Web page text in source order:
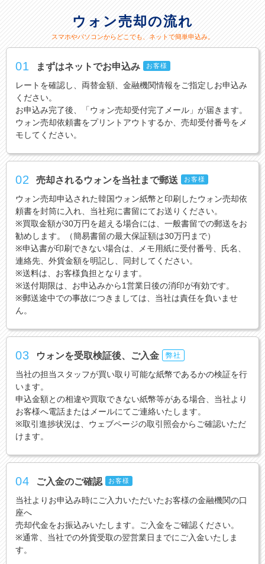
ウォン売却の流れ
スマホやパソコンからどこでも、ネットで簡単申込み。
01 まずはネットでお申込み お客様
レートを確認し、両替金額、金融機関情報をご指定しお申込み
ください。
お申込み完了後、「ウォン売却受付完了メール」が届きます。
ウォン売却依頼書をプリントアウトするか、売却受付番号をメ
モしてください。
02 売却されるウォンを当社まで郵送 お客様
ウォン売却申込された韓国ウォン紙幣と印刷したウォン売却依
頼書を封筒に入れ、当社宛に書留にてお送りください。
※買取金額が30万円を超える場合には、一般書留での郵送をお
勧めします。（簡易書留の最大保証額は30万円まで）
※申込書が印刷できない場合は、メモ用紙に受付番号、氏名、
連絡先、外貨金額を明記し、同封してください。
※送料は、お客様負担となります。
※送付期限は、お申込みから1営業日後の消印が有効です。
※郵送途中での事故につきましては、当社は責任を負いませ
ん。
03 ウォンを受取検証後、ご入金 弊社
当社の担当スタッフが買い取り可能な紙幣であるかの検証を行
います。
申込金額との相違や買取できない紙幣等がある場合、当社より
お客様へ電話またはメールにてご連絡いたします。
※取引進捗状況は、ウェブページの取引照会からご確認いただ
けます。
04 ご入金のご確認 お客様
当社よりお申込み時にご入力いただいたお客様の金融機関の口
座へ
売却代金をお振込みいたします。ご入金をご確認ください。
※通常、当社での外貨受取の翌営業日までにご入金いたしま
す。